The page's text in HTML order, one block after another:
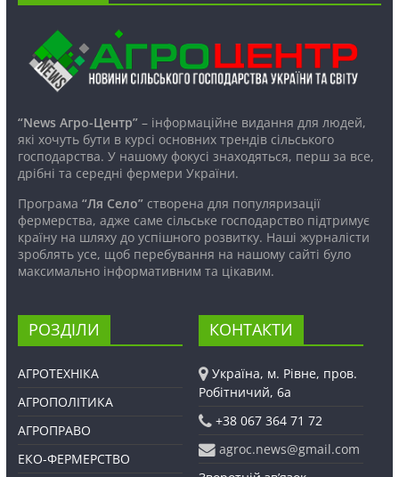
“News Агро-Центр”– інформаційне видання для людей,
які хочуть бути в курсі основних трендів сільського
господарства. У нашому фокусі знаходяться, перш за все,
дрібні та середні фермери України.
Програма “Ля Село”створена для популяризації
фермерства, адже саме сільське господарство підтримує
країну на шляху до успішного розвитку. Наші журналісти
зроблять усе, щоб перебування на нашому сайті було
максимально інформативним та цікавим.
РОЗДІЛИ
АГРОТЕХНІКА
АГРОПОЛІТИКА
АГРОПРАВО
ЕКО-ФЕРМЕРСТВО
КОНТАКТИ
Україна, м. Рівне, пров.
Робітничий, 6а
+38 067 364 71 72
agroc.news@gmail.com